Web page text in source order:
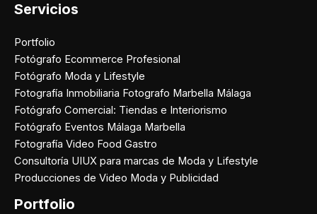
Servicios
Portfolio
Fotógrafo Ecommerce Profesional
Fotógrafo Moda y Lifestyle
Fotografía Inmobiliaria Fotografo Marbella Málaga
Fotógrafo Comercial: Tiendas e Interiorismo
Fotógrafo Eventos Málaga Marbella
Fotografía Video Food Gastro
Consultoría UIUX para marcas de Moda y Lifestyle
Producciones de Video Moda y Publicidad
Portfolio